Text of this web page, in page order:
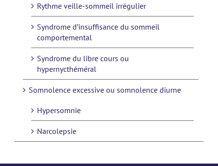
Rythme veille-sommeil irrégulier
Syndrome d’insuffisance du sommeil
comportemental
Syndrome du libre cours ou
hypernycthéméral
Somnolence excessive ou somnolence diurne
Hypersomnie
Narcolepsie